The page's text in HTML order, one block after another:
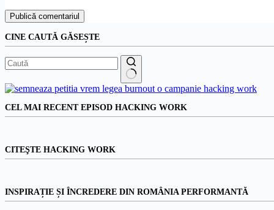
Publică comentariul
CINE CAUTĂ GĂSEȘTE
Niciun
CEL MAI RECENT EPISOD HACKING WORK
CITEŞTE HACKING WORK
INSPIRAȚIE ȘI ÎNCREDERE DIN ROMÂNIA PERFORMANTĂ